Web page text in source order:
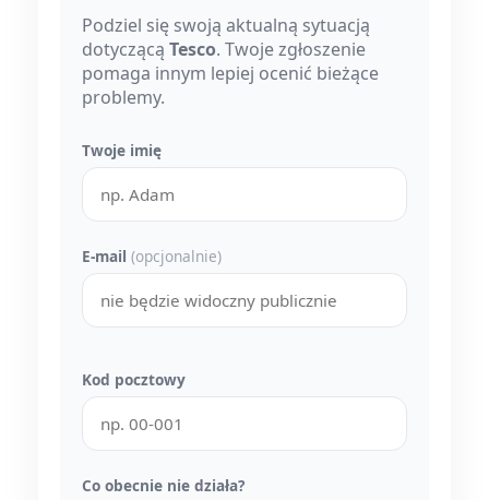
Podziel się swoją aktualną sytuacją
dotyczącą Tesco. Twoje zgłoszenie
pomaga innym lepiej ocenić bieżące
problemy.
Twoje imię
E-mail (opcjonalnie)
Kod pocztowy
Co obecnie nie działa?